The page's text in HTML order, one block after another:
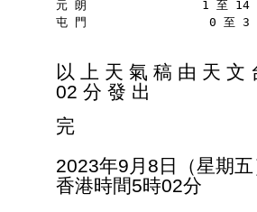
元 朗                1 至 14
屯 門                 0 至 3
以 上 天 氣 稿 由 天 文
02 分 發 出
完
2023年9月8日（星期
香港時間5時02分